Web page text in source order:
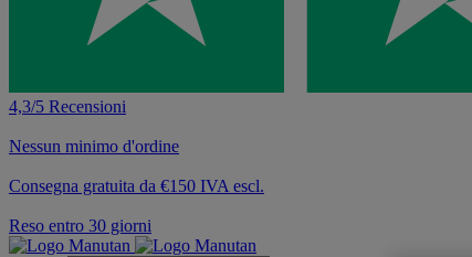
4,3/5 Recensioni
Nessun minimo d'ordine
Consegna gratuita da €150 IVA escl.
Reso entro 30 giorni